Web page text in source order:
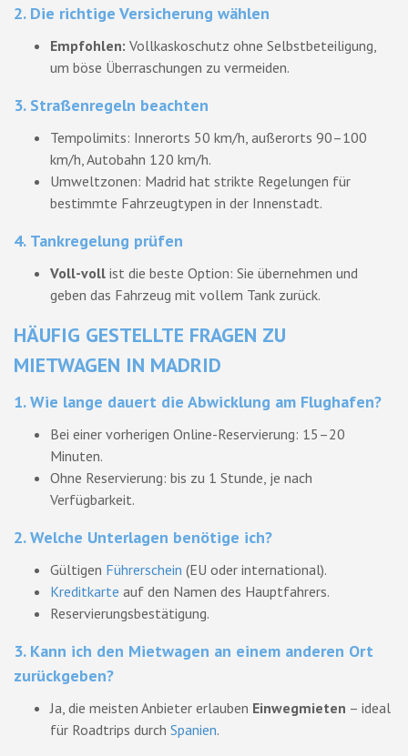
2. Die richtige Versicherung wählen
Empfohlen: Vollkaskoschutz ohne Selbstbeteiligung,
um böse Überraschungen zu vermeiden.
3. Straßenregeln beachten
Tempolimits: Innerorts 50 km/h, außerorts 90–100
km/h, Autobahn 120 km/h.
Umweltzonen: Madrid hat strikte Regelungen für
bestimmte Fahrzeugtypen in der Innenstadt.
4. Tankregelung prüfen
Voll-voll ist die beste Option: Sie übernehmen und
geben das Fahrzeug mit vollem Tank zurück.
HÄUFIG GESTELLTE FRAGEN ZU
MIETWAGEN IN MADRID
1. Wie lange dauert die Abwicklung am Flughafen?
Bei einer vorherigen Online-Reservierung: 15–20
Minuten.
Ohne Reservierung: bis zu 1 Stunde, je nach
Verfügbarkeit.
2. Welche Unterlagen benötige ich?
Gültigen Führerschein (EU oder international).
Kreditkarte auf den Namen des Hauptfahrers.
Reservierungsbestätigung.
3. Kann ich den Mietwagen an einem anderen Ort
zurückgeben?
Ja, die meisten Anbieter erlauben Einwegmieten – ideal
für Roadtrips durch Spanien.